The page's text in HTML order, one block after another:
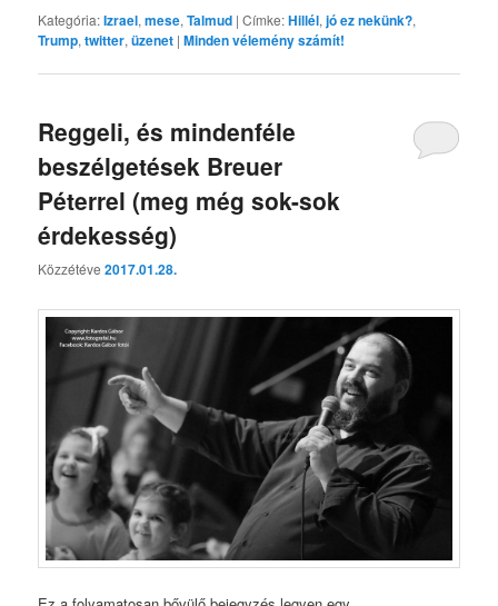
Kategória:Izrael,mese,Talmud |Címke:Hillél,jó ez nekünk?,
Trump,twitter,üzenet |Minden vélemény számít!
Reggeli, és mindenféle
beszélgetések Breuer
Péterrel (meg még sok-sok
érdekesség)
Közzétéve2017.01.28.